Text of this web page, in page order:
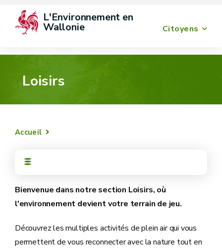
Citoyens
L'Environnement en
Wallonie
Loisirs
Accueil
Bienvenue dans notre section Loisirs, où
l'environnement devient votre terrain de jeu.
Découvrez les multiples activités de plein air qui vous
permettent de vous reconnecter avec la nature tout en